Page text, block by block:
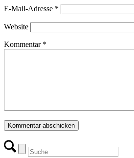
E-Mail-Adresse *
Website
Kommentar *